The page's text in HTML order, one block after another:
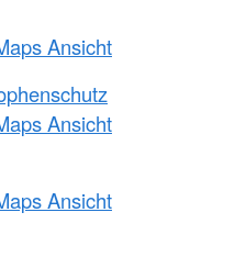
Ansicht
Ansicht
Ansicht